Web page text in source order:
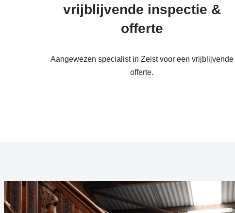
vrijblijvende inspectie &
offerte
Aangewezen specialist in Zeist voor een vrijblijvende
offerte.